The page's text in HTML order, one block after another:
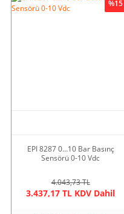
EPI 8287 0…10 Bar Basınç
Sensörü 0-10 Vdc
4.043,73 TL
3.437,17 TL KDV Dahil
%15